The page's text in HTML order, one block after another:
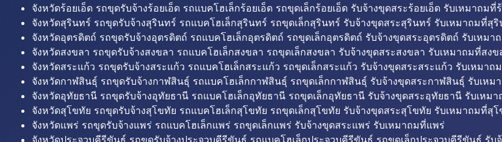
จังหวัดร้อยเอ็ด รถขุดรับจ้างร้อยเอ็ด รถแบคโฮเล็กร้อยเอ็ด รถขุดเล็กร้อยเอ็ด รับจ้างขุดสระร้อยเอ็ด รับเหมาถมที่
จังหวัดสุรินทร์ รถขุดรับจ้างสุรินทร์ รถแบคโฮเล็กสุรินทร์ รถขุดเล็กสุรินทร์ รับจ้างขุดสระสุรินทร์ รับเหมาถมที่สุริ
จังหวัดอุตรดิตถ์ รถขุดรับจ้างอุตรดิตถ์ รถแบคโฮเล็กอุตรดิตถ์ รถขุดเล็กอุตรดิตถ์ รับจ้างขุดสระอุตรดิตถ์ รับเหมา
จังหวัดสงขลา รถขุดรับจ้างสงขลา รถแบคโฮเล็กสงขลา รถขุดเล็กสงขลา รับจ้างขุดสระสงขลา รับเหมาถมที่สงข
จังหวัดสระแก้ว รถขุดรับจ้างสระแก้ว รถแบคโฮเล็กสระแก้ว รถขุดเล็กสระแก้ว รับจ้างขุดสระสระแก้ว รับเหมาถ
จังหวัดกาฬสินธุ์ รถขุดรับจ้างกาฬสินธุ์ รถแบคโฮเล็กกาฬสินธุ์ รถขุดเล็กกาฬสินธุ์ รับจ้างขุดสระกาฬสินธุ์ รับเหม
จังหวัดอุทัยธานี รถขุดรับจ้างอุทัยธานี รถแบคโฮเล็กอุทัยธานี รถขุดเล็กอุทัยธานี รับจ้างขุดสระอุทัยธานี รับเหม
จังหวัดสุโขทัย รถขุดรับจ้างสุโขทัย รถแบคโฮเล็กสุโขทัย รถขุดเล็กสุโขทัย รับจ้างขุดสระสุโขทัย รับเหมาถมที่สุโ
จังหวัดแพร่ รถขุดรับจ้างแพร่ รถแบคโฮเล็กแพร่ รถขุดเล็กแพร่ รับจ้างขุดสระแพร่ รับเหมาถมที่แพร่
จังหวัดประจวบคีรีขันธ์ รถขุดรับจ้างประจวบคีรีขันธ์ รถแบคโฮเล็กประจวบคีรีขันธ์ รถขุดเล็กประจวบคีรีขันธ์ รั